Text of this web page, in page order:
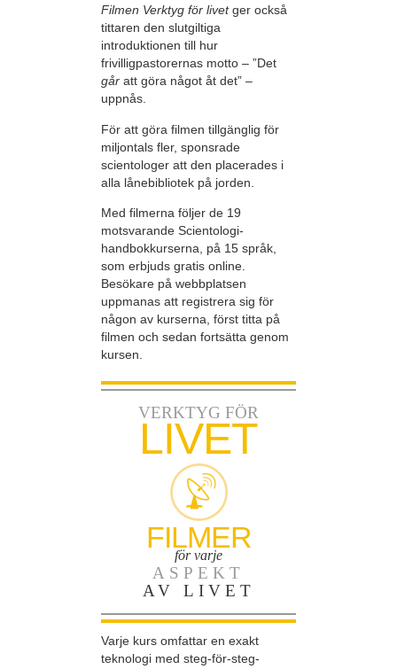
Filmen Verktyg för livetger också
tittaren den slutgiltiga
introduktionen till hur
frivilligpastorernas motto – ”Det
går att göra något åt det” –
uppnås.
För att göra filmen tillgänglig för
miljontals fler, sponsrade
scientologer att den placerades i
alla lånebibliotek på jorden.
Med filmerna följer de 19
motsvarande Scientologi-
handbokkurserna, på 15 språk,
som erbjuds gratis online.
Besökare på webbplatsen
uppmanas att registrera sig för
någon av kurserna, först titta på
filmen och sedan fortsätta genom
kursen.
VERKTYG FÖR
LIVET
FILMER
för varje
ASPEKT
AV LIVET
Varje kurs omfattar en exakt
teknologi med steg-för-steg-